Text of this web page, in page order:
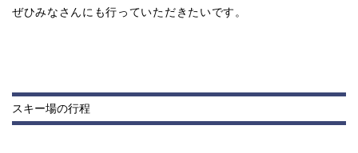
ぜひみなさんにも行っていただきたいです。
スキー場の行程